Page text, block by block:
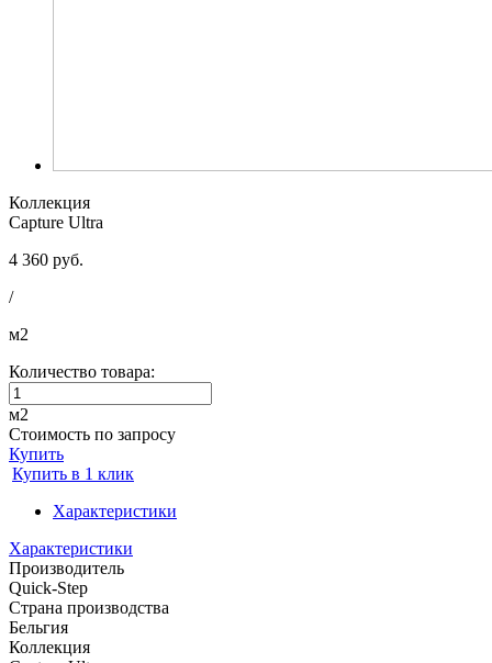
Коллекция
Capture Ultra
4 360 руб.
/
м2
Количество товара:
м2
Стоимость по запросу
Купить
Купить в 1 клик
Характеристики
Характеристики
Производитель
Quick-Step
Страна производства
Бельгия
Коллекция